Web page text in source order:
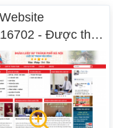
- Được thiết
Sơn La